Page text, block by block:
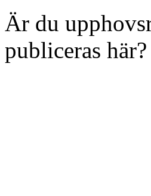
Är du
publiceras här?